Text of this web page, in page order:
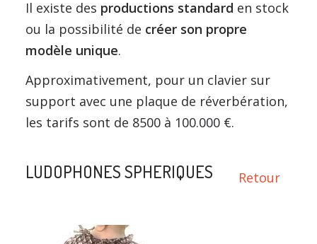
Il existe des productions standard en stock
ou la possibilité de créer son propre
modèle unique.
Approximativement, pour un clavier sur
support avec une plaque de réverbération,
les tarifs sont de 8500 à 100.000 €.
Retour
LUDOPHONES SPHERIQUES